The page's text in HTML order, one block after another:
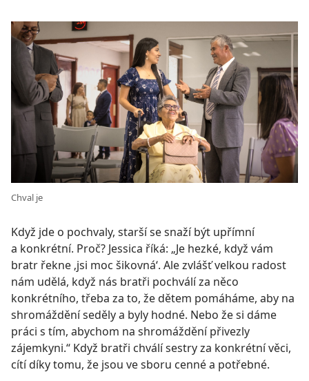
Chval je
Když jde o pochvaly, starší se snaží být upřímní
a konkrétní. Proč? Jessica říká: „Je hezké, když vám
bratr řekne ‚jsi moc šikovná‘. Ale zvlášť velkou radost
nám udělá, když nás bratři pochválí za něco
konkrétního, třeba za to, že dětem pomáháme, aby na
shromáždění seděly a byly hodné. Nebo že si dáme
práci s tím, abychom na shromáždění přivezly
zájemkyni.“ Když bratři chválí sestry za konkrétní věci,
cítí díky tomu, že jsou ve sboru cenné a potřebné.